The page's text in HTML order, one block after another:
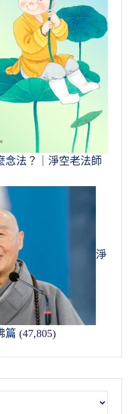
念法？｜淨空老法師
淨
篇 (47,805)